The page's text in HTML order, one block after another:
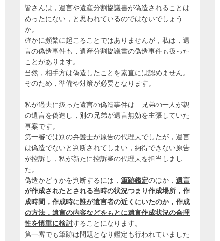
皆さんは，遺言や遺産分割協議書が偽造されることは
めったにない，と思われているのではないでしょう
か。
確かに頻繁に起こることではありませんが，私は，遺
言の偽造事件も，遺産分割協議書の偽造事件も扱った
ことがあります。
当然，相手方は偽造したことを素直には認めません。
そのため，準備や対策が必要となります。
私が過去に扱った遺言の偽造事件は，兄弟の一人が親
の遺言を偽造し，別の兄弟が遺言無効を主張していた
事案です。
第一審では別の弁護士が原告の代理人でしたが，遺言
は偽造でないと判断されてしまい，納得できない原告
が控訴し，私が新たに控訴審の代理人を担当しまし
た。
偽造かどうかを判断するには， 筆跡鑑定のほか， 遺言
が作成されたとされる当時の状況つまり作成場所，作
成時間，作成時に誰が遺言者の近くにいたのか，作成
の方法，遺言の内容などをもとに遺言作成状況の合理
性を慎重に検討することになります。
第一審でも筆跡は問題となり鑑定も行われていました